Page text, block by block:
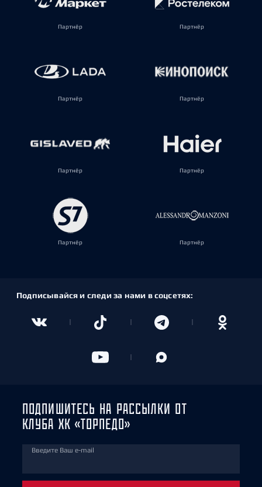
Партнёр Партнёр
Партнёр Партнёр
Партнёр Партнёр
Партнёр Партнёр
Подписывайся и следи за нами в соцсетях:
ПОДПИШИТЕСЬ НА РАССЫЛКИ ОТ
КЛУБА ХК «ТОРПЕДО»
Введите Ваш e-mail